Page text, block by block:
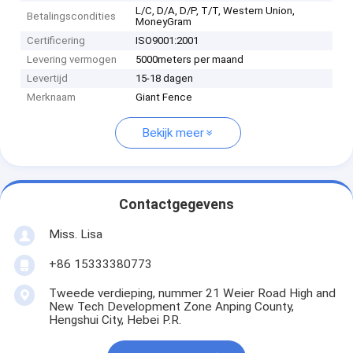
Betalingscondities
L/C, D/A, D/P, T/T, Western Union,
MoneyGram
Certificering
ISO9001:2001
Levering vermogen
5000meters per maand
Levertijd
15-18 dagen
Merknaam
Giant Fence
Bekijk meer
Contactgegevens
Miss. Lisa
+86 15333380773
Tweede verdieping, nummer 21 Weier Road High and
New Tech Development Zone Anping County,
Hengshui City, Hebei P.R.